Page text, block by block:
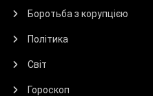
Боротьба з корупцією
Політика
Світ
Гороскоп